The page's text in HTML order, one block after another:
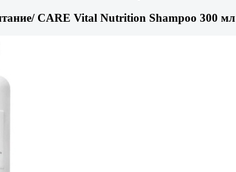
CARE Vital Nutrition Shampoo 300 мл